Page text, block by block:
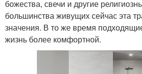
божества, свечи и другие
большинства живущих сейчас эта
значения. В то же время
жизнь более комфортной.